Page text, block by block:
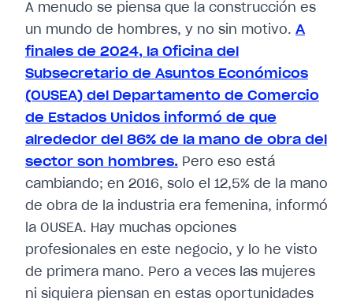
A menudo se piensa que la construcción es
un mundo de hombres, y no sin motivo. A
finales de 2024, la Oficina del
Subsecretario de Asuntos Económicos
(OUSEA) del Departamento de Comercio
de Estados Unidos informó de que
alrededor del 86% de la mano de obra del
sector son hombres. Pero eso está
cambiando; en 2016, solo el 12,5% de la mano
de obra de la industria era femenina, informó
la OUSEA. Hay muchas opciones
profesionales en este negocio, y lo he visto
de primera mano. Pero a veces las mujeres
ni siquiera piensan en estas oportunidades